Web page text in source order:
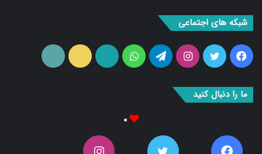
شبکه های اجتماعی
فیس
توییتر اینستاگرامتلگرام واتس
آپارات ایتا
ما را دنبال کنید
۰